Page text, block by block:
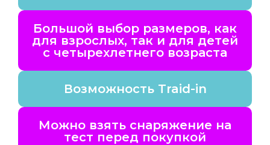
Большой выбор размеров, как
для взрослых, так и для детей
с четырехлетнего возраста
Возможность Traid-in
Можно взять снаряжение на
тест перед покупкой